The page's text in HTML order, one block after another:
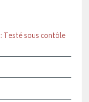
: Testé sous contôle